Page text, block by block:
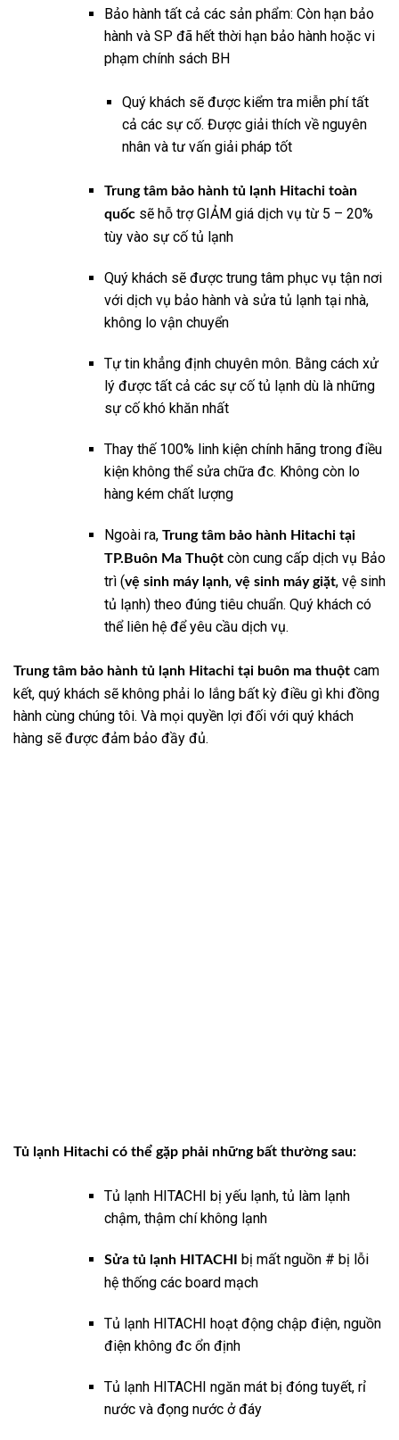
Bảo hành tất cả các sản phẩm: Còn hạn bảo
hành và SP đã hết thời hạn bảo hành hoặc vi
phạm chính sách BH
Quý khách sẽ được kiểm tra miễn phí tất
cả các sự cố. Được giải thích về nguyên
nhân và tư vấn giải pháp tốt
Trung tâm bảo hành tủ lạnh Hitachi toàn
quốcsẽ hỗ trợ GIẢM giá dịch vụ từ 5 – 20%
tùy vào sự cố tủ lạnh
Quý khách sẽ được trung tâm phục vụ tận nơi
với dịch vụ bảo hành và sửa tủ lạnh tại nhà,
không lo vận chuyển
Tự tin khẳng định chuyên môn. Bằng cách xử
lý được tất cả các sự cố tủ lạnh dù là những
sự cố khó khăn nhất
Thay thế 100% linh kiện chính hãng trong điều
kiện không thể sửa chữa đc. Không còn lo
hàng kém chất lượng
Ngoài ra, Trung tâm bảo hành Hitachi tại
TP.Buôn Ma Thuột còn cung cấp dịch vụ Bảo
trì (vệ sinh máy lạnh, vệ sinh máy giặt, vệ sinh
tủ lạnh) theo đúng tiêu chuẩn. Quý khách có
thể liên hệ để yêu cầu dịch vụ.
Trung tâm bảo hành tủ lạnh Hitachi tại buôn ma thuột cam
kết, quý khách sẽ không phải lo lắng bất kỳ điều gì khi đồng
hành cùng chúng tôi. Và mọi quyền lợi đối với quý khách
hàng sẽ được đảm bảo đầy đủ.
Tủ lạnh Hitachi có thể gặp phải những bất thường sau:
Tủ lạnh HITACHI bị yếu lạnh, tủ làm lạnh
chậm, thậm chí không lạnh
Sửa tủ lạnh HITACHI
bị mất nguồn # bị lỗi
hệ thống các board mạch
Tủ lạnh HITACHI hoạt động chập điện, nguồn
điện không đc ổn định
Tủ lạnh HITACHI ngăn mát bị đóng tuyết, rỉ
nước và đọng nước ở đáy